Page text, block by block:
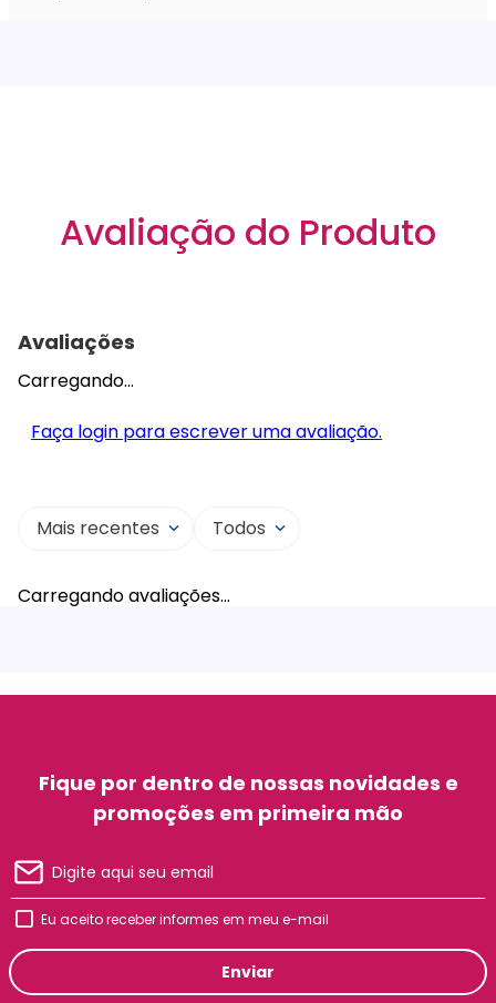
Avaliação do Produto
Avaliações
Carregando…
Faça login para escrever uma avaliação.
Mais recentes Todos
Carregando avaliações…
Fique por dentro de nossas novidades e
promoções em primeira mão
Eu aceito receber informes em meu e-mail
Enviar